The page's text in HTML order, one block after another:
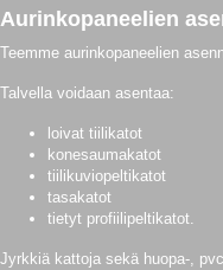
Aurinkopaneelien
Teemme aurinkopaneelien
Talvella voidaan asentaa:
loivat tiilikatot
konesaumakatot
tiilikuviopeltikatot
tasakatot
tietyt profiilipeltikatot.
Jyrkkiä kattoja sekä huopa-,